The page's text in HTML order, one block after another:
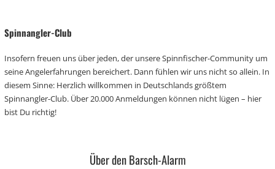
Spinnangler-Club
Insofern freuen uns über jeden, der unsere Spinnfischer-Community um
seine Angelerfahrungen bereichert. Dann fühlen wir uns nicht so allein. In
diesem Sinne: Herzlich willkommen in Deutschlands größtem
Spinnangler-Club. Über 20.000 Anmeldungen können nicht lügen – hier
bist Du richtig!
Über den Barsch-Alarm